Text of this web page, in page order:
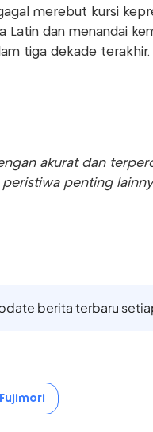
merebut kursi
dan menandai
tiga dekade terakhir.
akurat dan
penting
berita terbaru